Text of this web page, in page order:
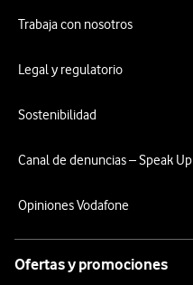
Trabaja con nosotros
Legal y regulatorio
Sostenibilidad
Canal de denuncias – Speak Up
Opiniones Vodafone
Ofertas y promociones